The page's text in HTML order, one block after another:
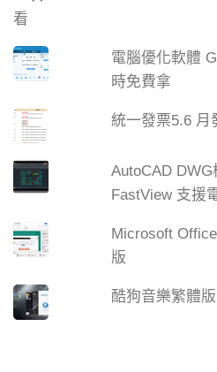
電腦優化軟體
時免費拿
統一發票5.6 月
AutoCAD
FastView 支援
Microsoft
版
酷狗音樂繁體